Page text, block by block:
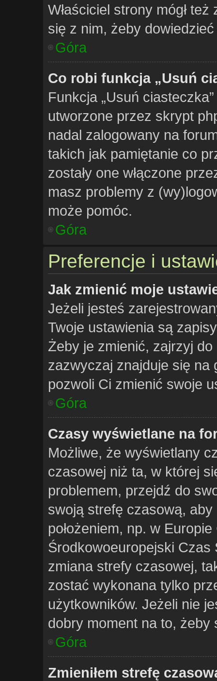
Właściciel strony mógł
się z nim, żeby
Góra
Co robi funkcja „Usuń
Funkcja „Usuń
utworzone przez skrypt
nadal zalogowany na
takich jak pamiętanie co
zostały one włączone
masz problemy z
może pomóc.
Góra
Preferencje i
Jak zmienić moje
Jeżeli jesteś
Twoje ustawienia są
Żeby je zmienić, zajrzyj
zazwyczaj znajduje się na
pozwoli Ci zmienić swoje
Góra
Czasy wyświetlane na
Możliwe, że wyświetlany
czasowej niż ta, w której
problemem, przejdź do
swoją strefę czasową, aby
położeniem, np. w
Środkowoeuropejski Czas
zmiana strefy czasowej,
zostać wykonana tylko
użytkowników. Jeżeli nie
dobry moment na to, żeby
Góra
Zmieniłem strefę